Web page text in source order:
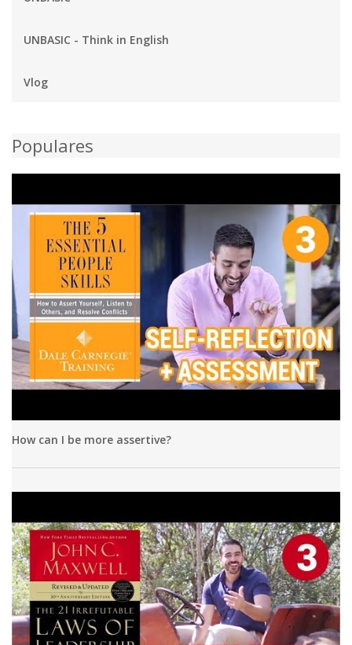
UNBASIC - Think in English
Vlog
Populares
How can I be more assertive?